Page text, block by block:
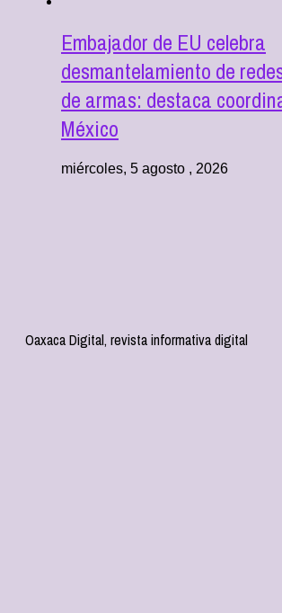
Embajador de EU celebra
desmantelamiento de
de armas: destaca
México
miércoles, 5 agosto , 2026
Oaxaca Digital, revista informativa digital